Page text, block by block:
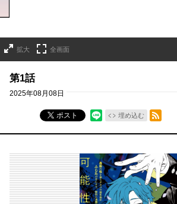
拡大 全画面
第1話
2025年08月08日
ポスト 埋め込む
RSSフィード